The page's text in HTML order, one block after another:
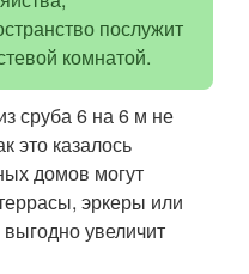
послужит
комнатой.
сруба 6 на 6 м не
это казалось
домов могут
эркеры или
увеличит